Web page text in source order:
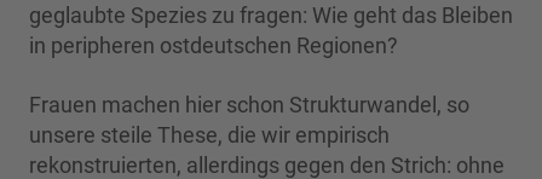
geglaubte Spezies zu fragen: Wie geht das Bleiben
in peripheren ostdeutschen Regionen?
Frauen machen hier schon Strukturwandel, so
unsere steile These, die wir empirisch
rekonstruierten, allerdings gegen den Strich: ohne